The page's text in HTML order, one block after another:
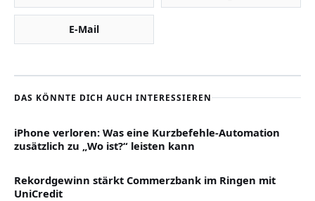
E-Mail
DAS KÖNNTE DICH AUCH INTERESSIEREN
iPhone verloren: Was eine Kurzbefehle-Automation
zusätzlich zu „Wo ist?“ leisten kann
Rekordgewinn stärkt Commerzbank im Ringen mit
UniCredit